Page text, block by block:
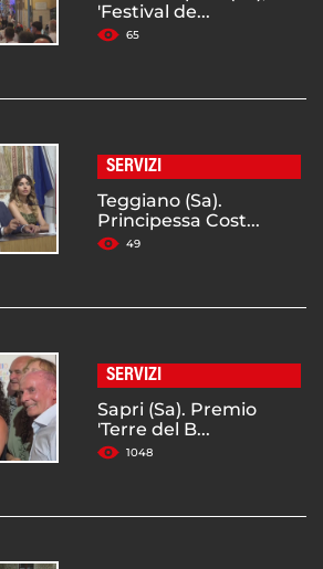
'Festival de...
65
SERVIZI
Teggiano (Sa).
Principessa Cost...
49
SERVIZI
Sapri (Sa). Premio
'Terre del B...
1048